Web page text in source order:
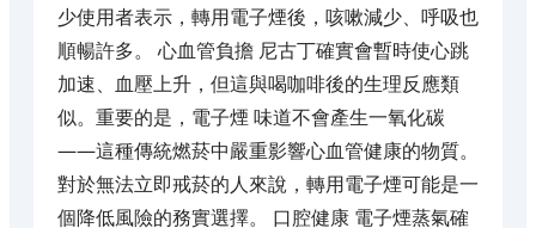
少使用者表示，轉用電子煙後，咳嗽減少、呼吸也
順暢許多。 心血管負擔 尼古丁確實會暫時使心跳
加速、血壓上升，但這與喝咖啡後的生理反應類
似。重要的是，電子煙 味道不會產生一氧化碳
——這種傳統燃菸中嚴重影響心血管健康的物質。
對於無法立即戒菸的人來說，轉用電子煙可能是一
個降低風險的務實選擇。 口腔健康 電子煙蒸氣確